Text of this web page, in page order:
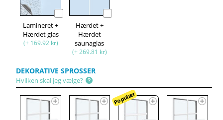
Lamineret +
Hærdet glas
(+ 169.92 kr)
Hærdet +
Hærdet
saunaglas
(+ 269.81 kr)
DEKORATIVE SPROSSER
Hvilken skal jeg vælge?
Populær